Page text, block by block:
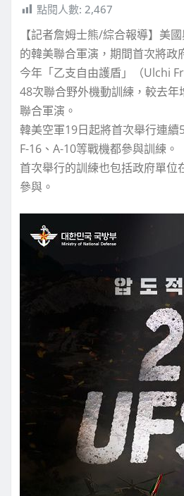
點閱人數: 2,467
【記者詹姆士熊/綜合報導】美
的韓美聯合軍演，期間首次將政
今年「乙支自由護盾」（Ulchi
48次聯合野外機動訓練，較去
聯合軍演。
韓美空軍19日起將首次舉行連續
F-16、A-10等戰機都參與訓練。
首次舉行的訓練也包括政府單
參與。